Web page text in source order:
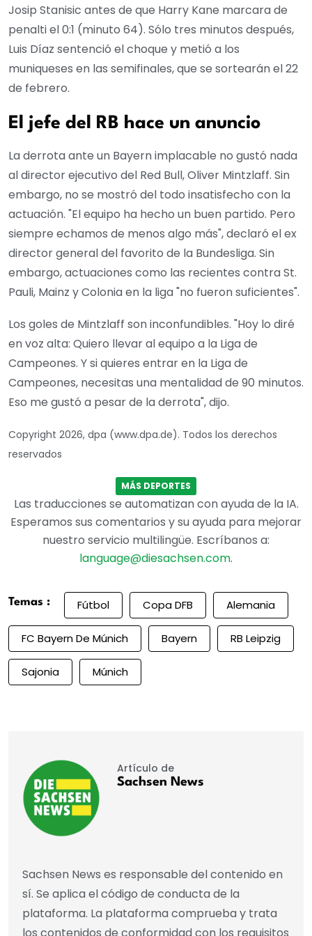
Josip Stanisic antes de que Harry Kane marcara de
penalti el 0:1 (minuto 64). Sólo tres minutos después,
Luis Díaz sentenció el choque y metió a los
muniqueses en las semifinales, que se sortearán el 22
de febrero.
El jefe del RB hace un anuncio
La derrota ante un Bayern implacable no gustó nada
al director ejecutivo del Red Bull, Oliver Mintzlaff. Sin
embargo, no se mostró del todo insatisfecho con la
actuación. "El equipo ha hecho un buen partido. Pero
siempre echamos de menos algo más", declaró el ex
director general del favorito de la Bundesliga. Sin
embargo, actuaciones como las recientes contra St.
Pauli, Mainz y Colonia en la liga "no fueron suficientes".
Los goles de Mintzlaff son inconfundibles. "Hoy lo diré
en voz alta: Quiero llevar al equipo a la Liga de
Campeones. Y si quieres entrar en la Liga de
Campeones, necesitas una mentalidad de 90 minutos.
Eso me gustó a pesar de la derrota", dijo.
Copyright 2026, dpa (www.dpa.de). Todos los derechos
reservados
MÁS DEPORTES
Las traducciones se automatizan con ayuda de la IA.
Esperamos sus comentarios y su ayuda para mejorar
nuestro servicio multilingüe. Escríbanos a:
language@diesachsen.com.
Temas : Fútbol Copa DFB Alemania
FC Bayern De Múnich Bayern RB Leipzig
Sajonia Múnich
Artículo de
Sachsen News
Sachsen News es responsable del contenido en
sí. Se aplica el código de conducta de la
plataforma. La plataforma comprueba y trata
los contenidos de conformidad con los requisitos